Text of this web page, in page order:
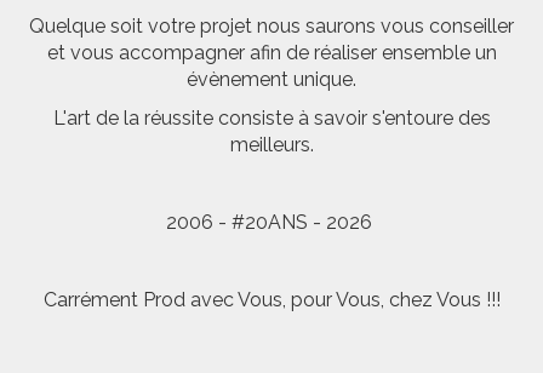
Quelque soit votre projet nous saurons vous conseiller
et vous accompagner afin de réaliser ensemble un
évènement unique.
L'art de la réussite consiste à savoir s'entoure des
meilleurs.
2006 - #20ANS - 2026
Carrément Prod avec Vous, pour Vous, chez Vous !!!